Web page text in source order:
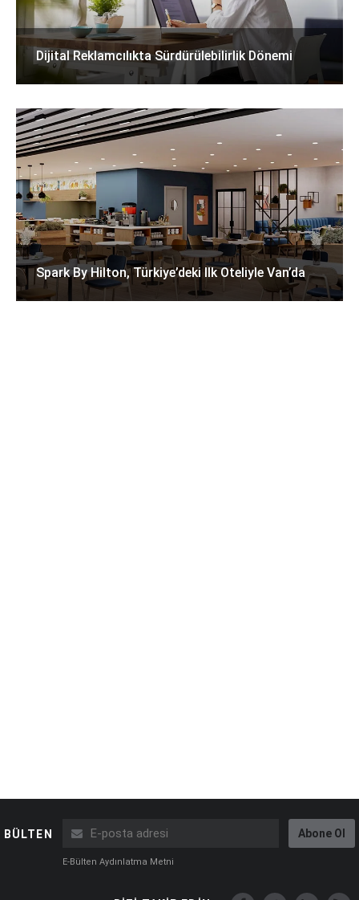
Dijital Reklamcılıkta Sürdürülebilirlik Dönemi
Spark By Hilton, Türkiye’deki Ilk Oteliyle Van’da
BÜLTEN Abone Ol
E-Bülten Aydınlatma Metni